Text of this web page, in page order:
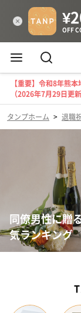
【重要】令和8年熊
（2026年7月29日更新
タンプホーム > 退職
同僚男性に贈
気ランキング